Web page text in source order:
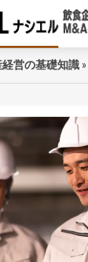
営の基礎知識 »